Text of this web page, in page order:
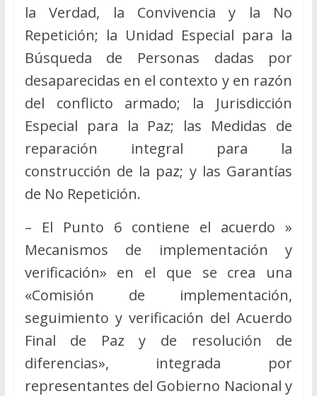
la Verdad, la Convivencia y la No
Repetición; la Unidad Especial para la
Búsqueda de Personas dadas por
desaparecidas en el contexto y en razón
del conflicto armado; la Jurisdicción
Especial para la Paz; las Medidas de
reparación integral para la
construcción de la paz; y las Garantías
de No Repetición.
– El Punto 6 contiene el acuerdo »
Mecanismos de implementación y
verificación» en el que se crea una
«Comisión de implementación,
seguimiento y verificación del Acuerdo
Final de Paz y de resolución de
diferencias», integrada por
representantes del Gobierno Nacional y